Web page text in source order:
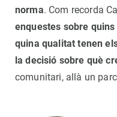
norma. Com recorda
enquestes sobre
quina qualitat tenen
la decisió sobre què
comunitari, allà un